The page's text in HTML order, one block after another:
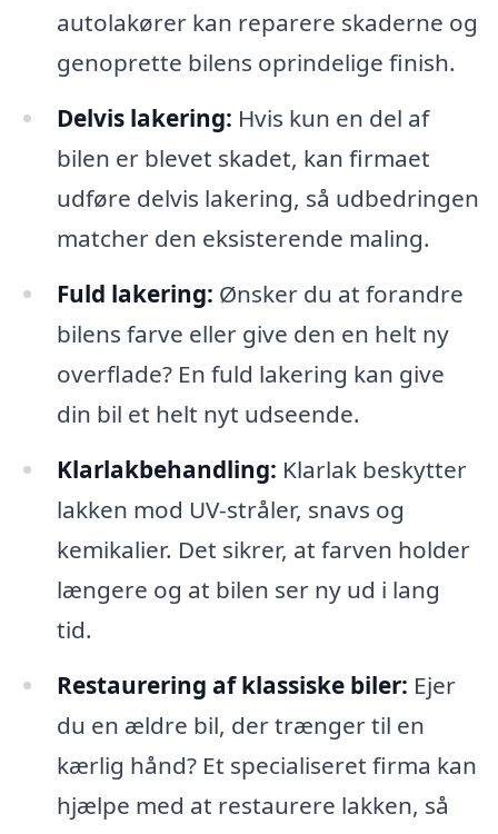
autolakører kan reparere skaderne og
genoprette bilens oprindelige finish.
Delvis lakering: Hvis kun en del af
bilen er blevet skadet, kan firmaet
udføre delvis lakering, så udbedringen
matcher den eksisterende maling.
Fuld lakering: Ønsker du at forandre
bilens farve eller give den en helt ny
overflade? En fuld lakering kan give
din bil et helt nyt udseende.
Klarlakbehandling: Klarlak beskytter
lakken mod UV-stråler, snavs og
kemikalier. Det sikrer, at farven holder
længere og at bilen ser ny ud i lang
tid.
Restaurering af klassiske biler: Ejer
du en ældre bil, der trænger til en
kærlig hånd? Et specialiseret firma kan
hjælpe med at restaurere lakken, så